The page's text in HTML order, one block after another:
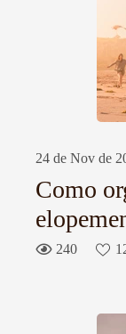
24 de Nov de
Como
240